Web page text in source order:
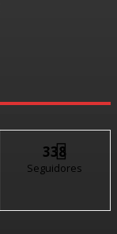
338
Seguidores